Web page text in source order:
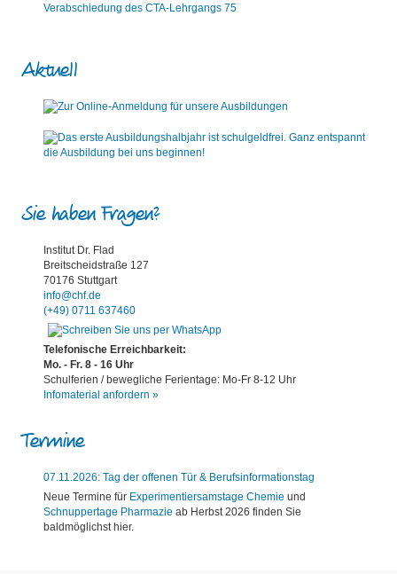
Verabschiedung des CTA-Lehrgangs 75
Aktuell
Sie haben Fragen?
Institut Dr. Flad
Breitscheidstraße 127
70176 Stuttgart
info@chf.de
(+49) 0711 637460
Telefonische Erreichbarkeit:
Mo. - Fr. 8 - 16 Uhr
Schulferien / bewegliche Ferientage: Mo-Fr 8-12 Uhr
Infomaterial anfordern »
Termine
07.11.2026: Tag der offenen Tür & Berufsinformationstag
Neue Termine für Experimentiersamstage Chemie und
Schnuppertage Pharmazie ab Herbst 2026 finden Sie
baldmöglichst hier.